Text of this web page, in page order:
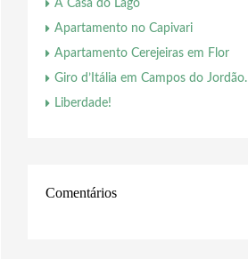
A Casa do Lago
Apartamento no Capivari
Apartamento Cerejeiras em Flor
Giro d’Itália em Campos do Jordão.
Liberdade!
Comentários